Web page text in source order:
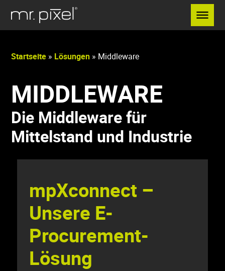
Startseite» Lösungen» Middleware
MIDDLEWARE
Die Middleware für
Mittelstand und Industrie
mpXconnect –
Unsere E-
Procurement-
Lösung